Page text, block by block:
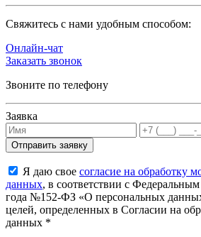
Cвяжитесь с нами удобным способом:
Онлайн-чат
Заказать звонок
Звоните по телефону
Заявка
Я даю свое согласие на обработку
данных, в соответствии с
года №152-ФЗ «О персональных
целей, определенных в Согласии на
данных *